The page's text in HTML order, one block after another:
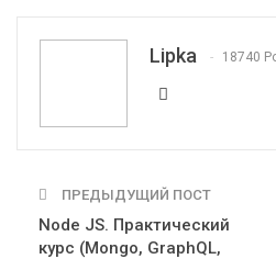
Lipka 18740
ПРЕДЫДУЩИЙ ПОСТ
Node JS. Практический
курс (Mongo, GraphQL,